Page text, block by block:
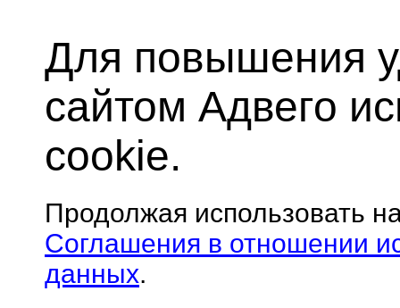
Для повышения
сайтом Адвего
cookie.
Продолжая использовать
Соглашения в отношении
данных.